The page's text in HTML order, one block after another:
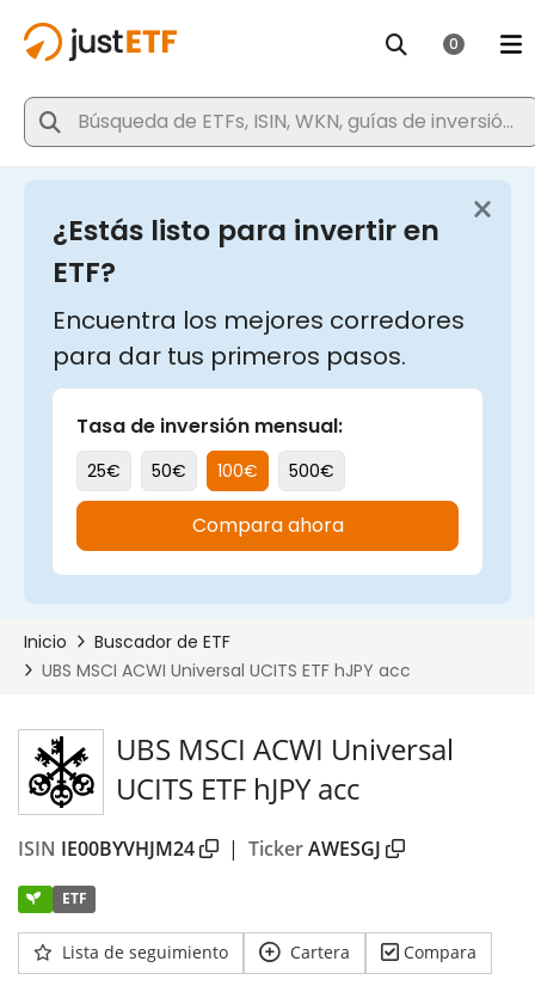
UBS MSCI ACWI Universal
UCITS ETF hJPY acc
ISIN IE00BYVHJM24 | TickerAWESGJ
ETF
Lista de seguimiento Cartera Compara